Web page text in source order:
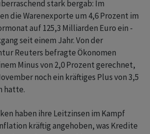
stark bergab: Im
die Warenexporte um 4,6 Prozent im
auf 125,3 Milliarden Euro ein -
seit einem Jahr. Von der
Reuters befragte Ökonomen
Minus von 2,0 Prozent gerechnet,
noch ein kräftiges Plus von 3,5
hatte.
haben ihre Leitzinsen im Kampf
kräftig angehoben, was Kredite